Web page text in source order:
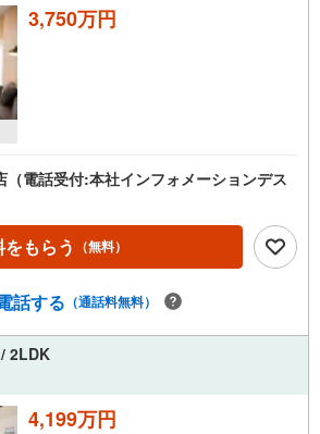
3,750万円
（電話受付:本社インフォメーションデス
をもらう （無料）
話する （通話料無料）
/ 2LDK
4,199万円